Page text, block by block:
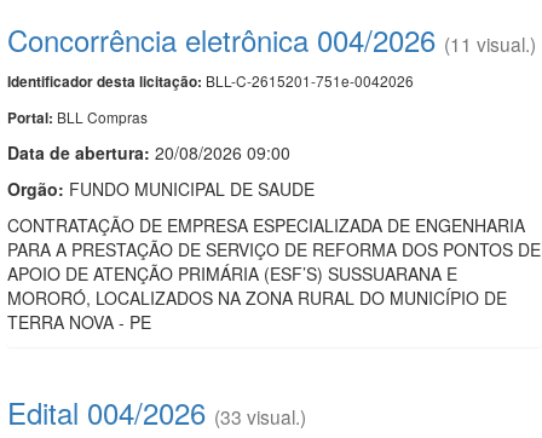
Concorrência eletrônica 004/2026 (11 visual.)
Identificador desta licitação: BLL-C-2615201-751e-0042026
Portal: BLL Compras
Data de abertura: 20/08/2026 09:00
Orgão: FUNDO MUNICIPAL DE SAUDE
CONTRATAÇÃO DE EMPRESA ESPECIALIZADA DE ENGENHARIA
PARA A PRESTAÇÃO DE SERVIÇO DE REFORMA DOS PONTOS DE
APOIO DE ATENÇÃO PRIMÁRIA (ESF’S) SUSSUARANA E
MORORÓ, LOCALIZADOS NA ZONA RURAL DO MUNICÍPIO DE
TERRA NOVA - PE
Edital 004/2026 (33 visual.)